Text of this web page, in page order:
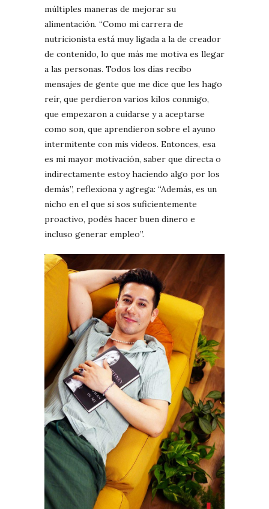
múltiples maneras de mejorar su
alimentación. “Como mi carrera de
nutricionista está muy ligada a la de creador
de contenido, lo que más me motiva es llegar
a las personas. Todos los días recibo
mensajes de gente que me dice que les hago
reír, que perdieron varios kilos conmigo,
que empezaron a cuidarse y a aceptarse
como son, que aprendieron sobre el ayuno
intermitente con mis videos. Entonces, esa
es mi mayor motivación, saber que directa o
indirectamente estoy haciendo algo por los
demás”, reflexiona y agrega: “Además, es un
nicho en el que si sos suficientemente
proactivo, podés hacer buen dinero e
incluso generar empleo”.